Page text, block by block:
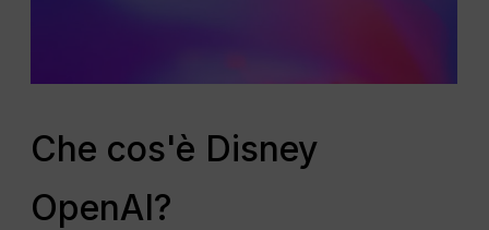
Che cos'è Disney
OpenAI?